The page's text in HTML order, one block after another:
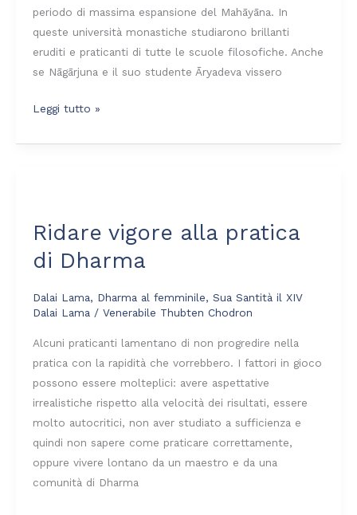
periodo di massima espansione del Mahāyāna. In
queste università monastiche studiarono brillanti
eruditi e praticanti di tutte le scuole filosofiche. Anche
se Nāgārjuna e il suo studente Āryadeva vissero
Leggi tutto »
Ridare vigore alla pratica
di Dharma
Dalai Lama, Dharma al femminile, Sua Santità il XIV
Dalai Lama / Venerabile Thubten Chodron
Alcuni praticanti lamentano di non progredire nella
pratica con la rapidità che vorrebbero. I fattori in gioco
possono essere molteplici: avere aspettative
irrealistiche rispetto alla velocità dei risultati, essere
molto autocritici, non aver studiato a sufficienza e
quindi non sapere come praticare correttamente,
oppure vivere lontano da un maestro e da una
comunità di Dharma
alla
pratica
di
Dharma